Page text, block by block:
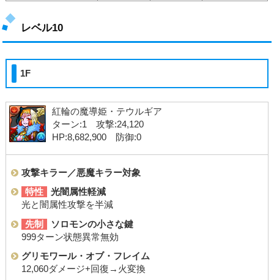
レベル10
1F
紅輪の魔導姫・テウルギア
ターン:1 攻撃:24,120
HP:8,682,900 防御:0
攻撃キラー／悪魔キラー対象
特性
光闇属性軽減
光と闇属性攻撃を半減
先制
ソロモンの小さな鍵
999ターン状態異常無効
グリモワール・オブ・フレイム
12,060ダメージ+回復→火変換